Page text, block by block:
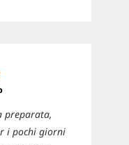
preparata,
i pochi giorni